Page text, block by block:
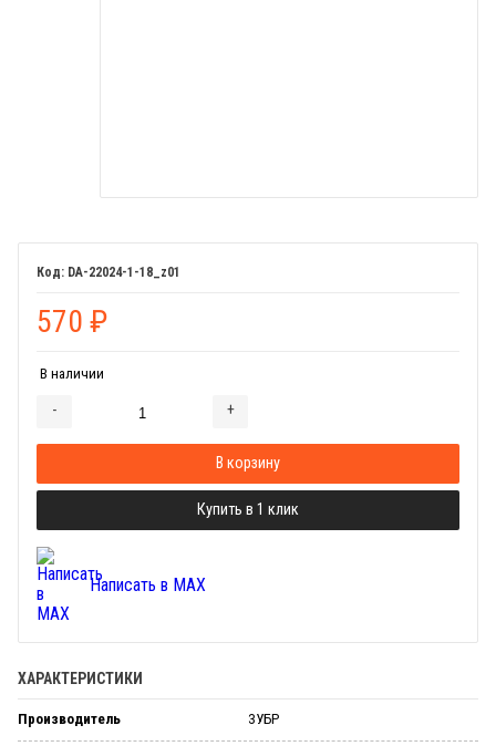
DA-22024-1-18_z01
570 ₽
В наличии
- +
В корзину
Купить в 1 клик
Написать в MAX
ХАРАКТЕРИСТИКИ
Производитель ЗУБР